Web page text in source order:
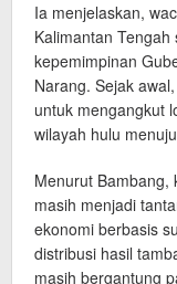
Ia menjelaskan,
Kalimantan
kepemimpinan
Narang. Sejak
untuk mengangkut
wilayah hulu
Menurut Bambang,
masih menjadi
ekonomi berbasis
distribusi hasil
masih bergantung